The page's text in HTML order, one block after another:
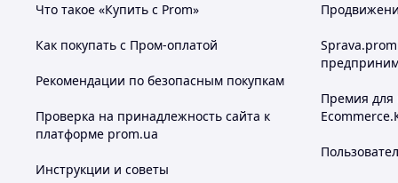
Что такое «Купить с Prom»
Как покупать с Пром-оплатой
Рекомендации по безопасным покупкам
Проверка на принадлежность сайта к
платформе prom.ua
Инструкции и советы
Премия для